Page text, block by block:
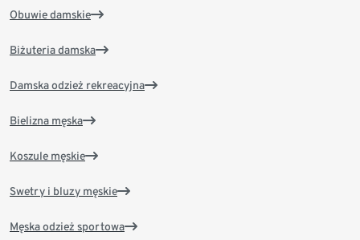
Obuwie damskie
Biżuteria damska
Damska odzież rekreacyjna
Bielizna męska
Koszule męskie
Swetry i bluzy męskie
Męska odzież sportowa